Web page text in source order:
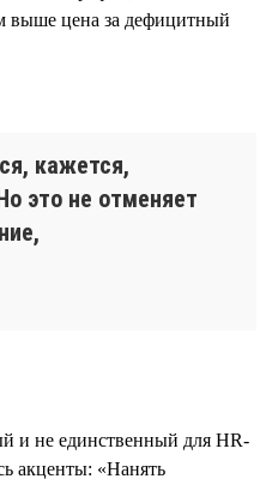
выше цена за дефицитный
кажется,
это не отменяет
и не единственный для HR-
акценты: «Нанять